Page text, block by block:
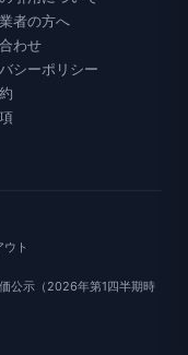
者の方へ
わせ
シーポリシー
ト
公示（2026年第1四半期時